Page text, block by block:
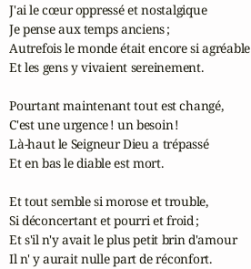
J'ai le cœur oppressé et nostalgique
Je pense aux temps anciens ;
Autrefois le monde était encore si agréable
Et les gens y vivaient sereinement.
Pourtant maintenant tout est changé,
C'est une urgence ! un besoin !
Là-haut le Seigneur Dieu a trépassé
Et en bas le diable est mort.
Et tout semble si morose et trouble,
Si déconcertant et pourri et froid ;
Et s'il n'y avait le plus petit brin d'amour
Il n' y aurait nulle part de réconfort.